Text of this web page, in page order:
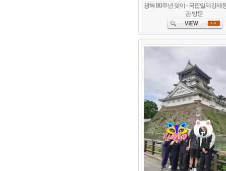
광복 80주년 맞이 - 국립일제강제
관 방문